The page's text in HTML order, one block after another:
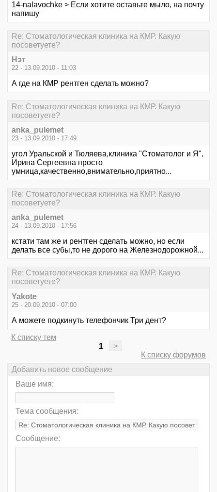
14-nalavochke > Если хотите оставьте мыло, на почту
напишу
Re: Стоматологическая клиника на КМР. Какую
посоветуете?
Нэт
22 - 13.09.2010 - 11:03
А где на КМР рентген сделать можно?
Re: Стоматологическая клиника на КМР. Какую
посоветуете?
anka_pulemet
23 - 13.09.2010 - 17:49
угол Уральской и Тюляева,клиника "Стоматолог и Я",
Ирина Сергеевна просто
умница,качественно,внимательно,приятно...
Re: Стоматологическая клиника на КМР. Какую
посоветуете?
anka_pulemet
24 - 13.09.2010 - 17:56
кстати там же и рентген сделать можно, но если
делать все субы,то не дорого на Железнодорожной...
Re: Стоматологическая клиника на КМР. Какую
посоветуете?
Yakote
25 - 20.09.2010 - 07:00
А можете подкинуть телефончик Три дент?
К списку тем
1
>
К списку форумов
Добавить новое сообщение
Ваше имя:
Тема сообщения:
Сообщение: